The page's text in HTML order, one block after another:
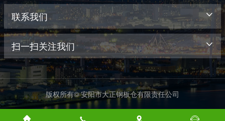
联系我们
扫一扫关注我们
版权所有© 安阳市大正钢板仓有限责任公司